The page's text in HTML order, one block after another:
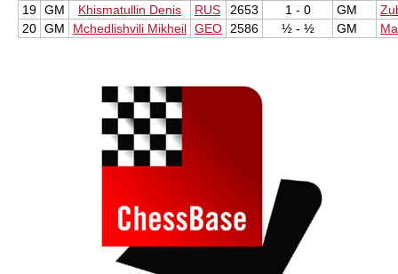
19 GM Khismatullin Denis RUS 2653 1 - 0 GM
20 GM Mchedlishvili Mikheil GEO 2586 ½ - ½ GM